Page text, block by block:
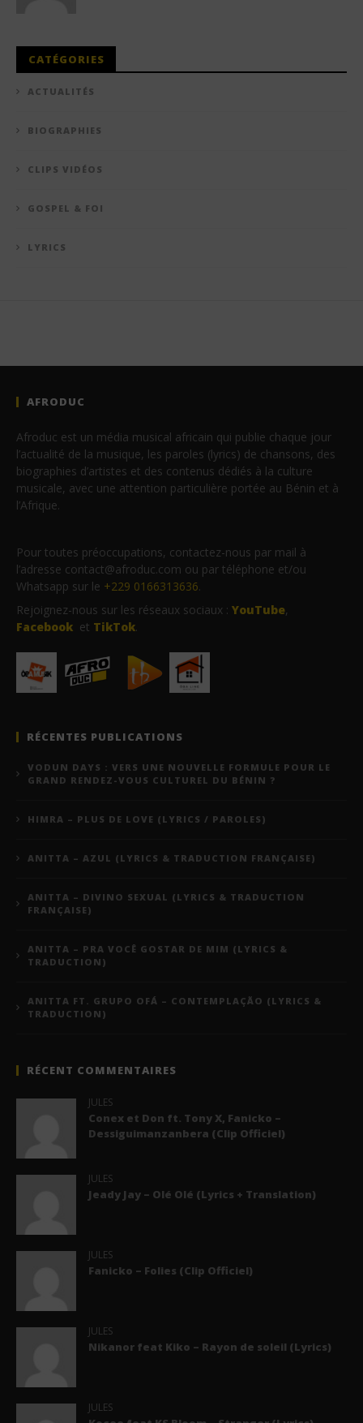
CATÉGORIES
ACTUALITÉS
BIOGRAPHIES
CLIPS VIDÉOS
GOSPEL & FOI
LYRICS
AFRODUC
Afroduc est un média musical africain qui publie chaque jour
l’actualité de la musique, les paroles (lyrics) de chansons, des
biographies d’artistes et des contenus dédiés à la culture
musicale, avec une attention particulière portée au Bénin et à
l’Afrique.
Pour toutes préoccupations, contactez-nous par mail à
l’adresse contact@afroduc.com ou par téléphone et/ou
Whatsapp sur le +229 0166313636.
Rejoignez-nous sur les réseaux sociaux : YouTube,
Facebook et TikTok.
RÉCENTES PUBLICATIONS
VODUN DAYS : VERS UNE NOUVELLE FORMULE POUR LE
GRAND RENDEZ-VOUS CULTUREL DU BÉNIN ?
HIMRA – PLUS DE LOVE (LYRICS / PAROLES)
ANITTA – AZUL (LYRICS & TRADUCTION FRANÇAISE)
ANITTA – DIVINO SEXUAL (LYRICS & TRADUCTION
FRANÇAISE)
ANITTA – PRA VOCÊ GOSTAR DE MIM (LYRICS &
TRADUCTION)
ANITTA FT. GRUPO OFÁ – CONTEMPLAÇÃO (LYRICS &
TRADUCTION)
RÉCENT COMMENTAIRES
JULES
Conex et Don ft. Tony X, Fanicko –
Dessiguimanzanbera (Clip Officiel)
JULES
Jeady Jay – Olé Olé (Lyrics + Translation)
JULES
Fanicko – Folies (Clip Officiel)
JULES
Nikanor feat Kiko – Rayon de soleil (Lyrics)
JULES